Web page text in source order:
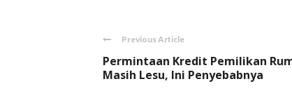
Previous Article
Permintaan Kredit Pemilikan
Masih Lesu, Ini Penyebabnya